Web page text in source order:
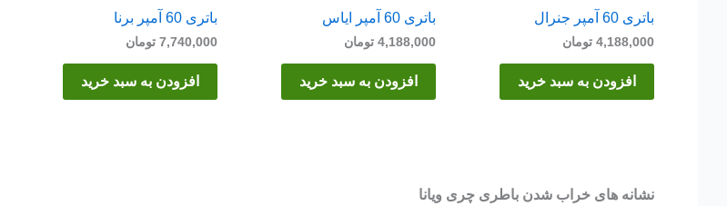
باتری 60 آمپر جنرال
4,188,000 تومان
افزودن به سبد خرید
باتری 60 آمپر ایاس
4,188,000 تومان
افزودن به سبد خرید
باتری 60 آمپر برنا
7,740,000 تومان
افزودن به سبد خرید
نشانه های خراب شدن باطری چری ویانا